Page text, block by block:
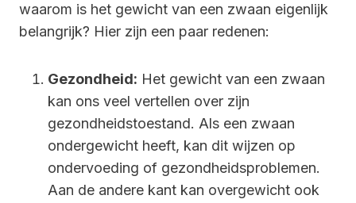
waarom is het gewicht van een zwaan eigenlijk
belangrijk? Hier zijn een paar redenen:
Gezondheid: Het gewicht van een zwaan
kan ons veel vertellen over zijn
gezondheidstoestand. Als een zwaan
ondergewicht heeft, kan dit wijzen op
ondervoeding of gezondheidsproblemen.
Aan de andere kant kan overgewicht ook